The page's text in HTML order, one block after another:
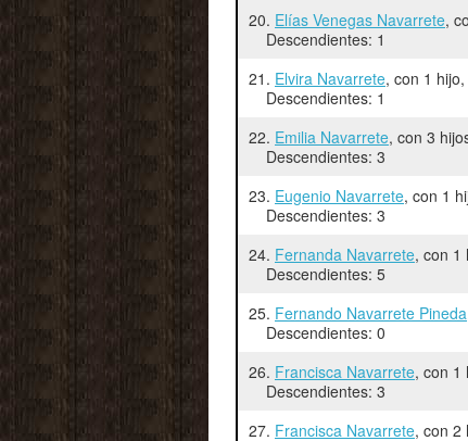
20. Elías Venegas Navarrete,
Descendientes: 1
21. Elvira Navarrete, con 1
Descendientes: 1
22. Emilia Navarrete, con 3
Descendientes: 3
23. Eugenio Navarrete, con 1
Descendientes: 3
24. Fernanda Navarrete, con 1
Descendientes: 5
25. Fernando Navarrete Pineda
Descendientes: 0
26. Francisca Navarrete, con 1
Descendientes: 3
27. Francisca Navarrete, con 2